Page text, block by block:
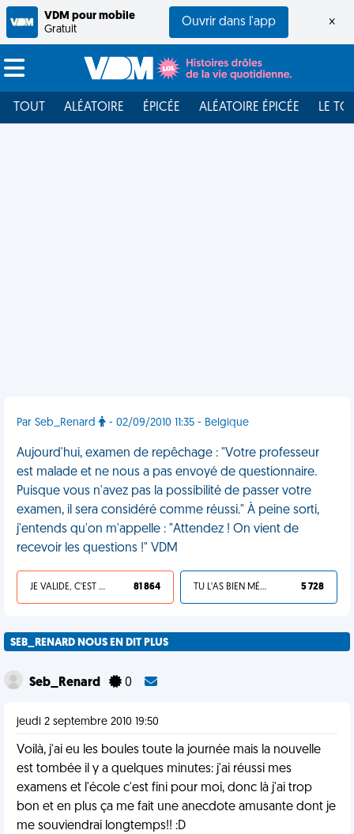
VDM pour mobile
Gratuit
Ouvrir dans l'app ×
TOUT ALÉATOIRE ÉPICÉE ALÉATOIRE ÉPICÉE LE
Par Seb_Renard - 02/09/2010 11:35 - Belgique
Aujourd'hui, examen de repêchage : "Votre professeur
est malade et ne nous a pas envoyé de questionnaire.
Puisque vous n'avez pas la possibilité de passer votre
examen, il sera considéré comme réussi." À peine sorti,
j'entends qu'on m'appelle : "Attendez ! On vient de
recevoir les questions !" VDM
JE VALIDE, C'EST UNE VDM 81 864 TU L'AS BIEN MÉRITÉ 5 728
SEB_RENARD NOUS EN DIT PLUS
Seb_Renard 0
jeudi 2 septembre 2010 19:50
Voilà, j'ai eu les boules toute la journée mais la nouvelle
est tombée il y a quelques minutes: j'ai réussi mes
examens et l'école c'est fini pour moi, donc là j'ai trop
bon et en plus ça me fait une anecdote amusante dont je
me souviendrai longtemps!! :D